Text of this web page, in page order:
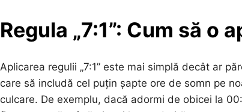
Regula „7:1”: Cum să o
Aplicarea regulii „7:1” este mai simplă decât ar
care să includă cel puțin șapte ore de somn pe
culcare. De exemplu, dacă adormi de obicei la